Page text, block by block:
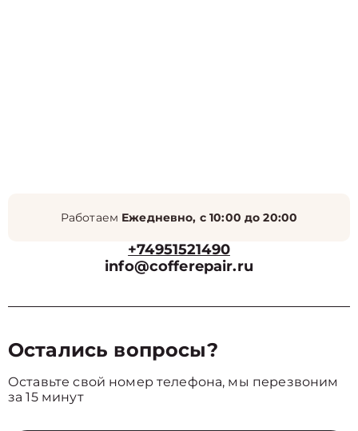
Работаем Ежедневно, с 10:00 до 20:00
+74951521490
info@cofferepair.ru
Остались вопросы?
Оставьте свой номер телефона, мы перезвоним
за 15 минут